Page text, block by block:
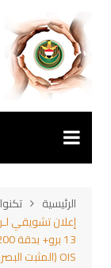
المحتوى
الرئيسية
OIS (المثبت البصري) وعدسة بيريسكوب